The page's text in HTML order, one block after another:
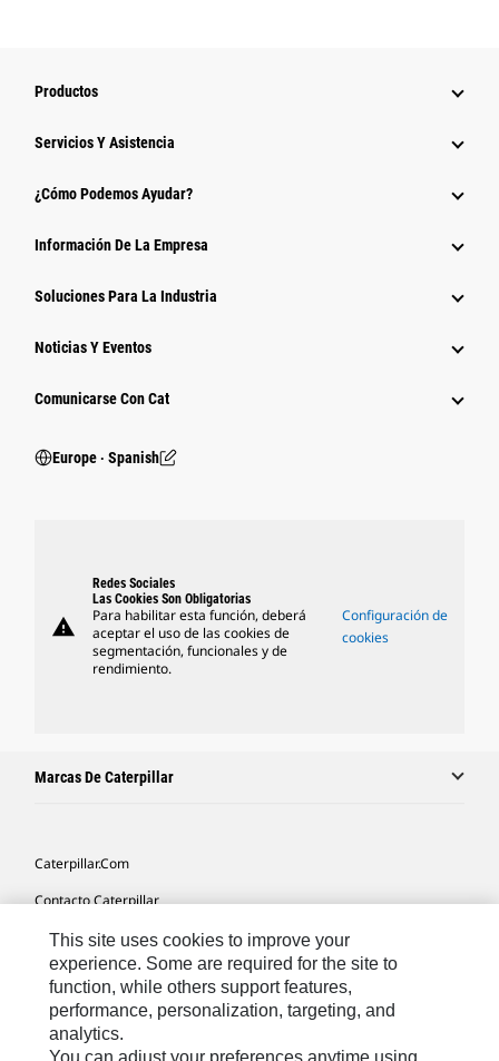
Productos
Servicios Y Asistencia
¿Cómo Podemos Ayudar?
Información De La Empresa
Soluciones Para La Industria
Noticias Y Eventos
Comunicarse Con Cat
Europe ‧ Spanish
warning
Redes Sociales
Las Cookies Son Obligatorias
Para habilitar esta función, deberá
aceptar el uso de las cookies de
segmentación, funcionales y de
rendimiento.
Configuración de
cookies
Marcas De Caterpillar
Caterpillar.com
Contacto Caterpillar
Mis Preferencias De Marketing
Mapa Del Sitio
Cookie Settings
Aviso Legal
This site uses cookies to improve your
experience. Some are required for the site to
function, while others support features,
performance, personalization, targeting, and
analytics.
You can adjust your preferences anytime using